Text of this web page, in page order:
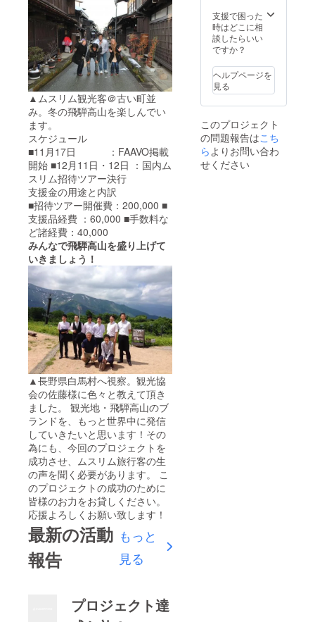
▲ムスリム観光客＠古い町並
み。冬の飛騨高山を楽しんでい
ます。
スケジュール
■11月17日 ：FAAVO掲載
開始 ■12月11日・12日 ：国内ム
スリム招待ツアー決行
支援金の用途と内訳
■招待ツアー開催費：200,000 ■
支援品経費 ：60,000 ■手数料な
ど諸経費：40,000
みんなで飛騨高山を盛り上げて
いきましょう！
▲長野県白馬村へ視察。観光協
会の佐藤様に色々と教えて頂き
ました。 観光地・飛騨高山のブ
ランドを、もっと世界中に発信
していきたいと思います！その
為にも、今回のプロジェクトを
成功させ、ムスリム旅行客の生
の声を聞く必要があります。 こ
のプロジェクトの成功のために
皆様のお力をお貸しください。
応援よろしくお願い致します！
最新の活動
報告
もっと
見る
プロジェクト達
アディ
ナー券
（飲み
物別）
席・洋
食コー
ス・中
華コー
お選び
頂きま
す。
上記金
額に
支援で困った
時はどこに相
談したらいい
ですか？
ヘルプページを
見る
このプロジェクト
の問題報告はこち
らよりお問い合わ
せください